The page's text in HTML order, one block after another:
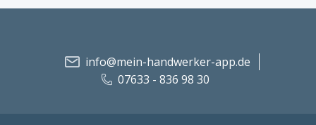
info@mein-handwerker-app.de
07633 - 836 98 30